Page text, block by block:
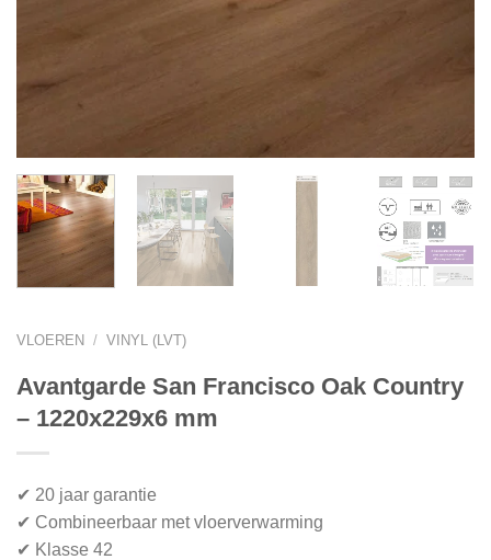
VLOEREN / VINYL (LVT)
Avantgarde San Francisco Oak Country
– 1220x229x6 mm
✔ 20 jaar garantie
✔ Combineerbaar met vloerverwarming
✔ Klasse 42